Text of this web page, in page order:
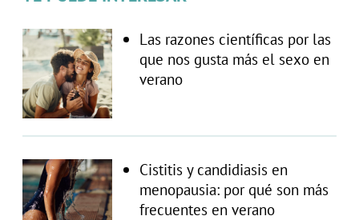
Las razones científicas por las
que nos gusta más el sexo en
verano
Cistitis y candidiasis en
menopausia: por qué son más
frecuentes en verano